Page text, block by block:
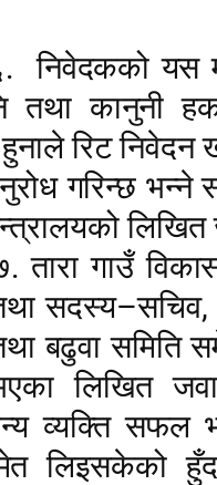
निवेदकको यस
तथा कानुनी
रिट निवेदन
गरिन्छ भन्ने
तारा गाउँ
सदस्य–सचिव
बढुवा समिति
लिखित
व्यक्ति सफल
लिइसकेको